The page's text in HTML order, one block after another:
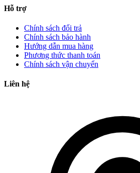
Hỗ trợ
Chính sách đổi trả
Chính sách bảo hành
Hướng dẫn mua hàng
Phương thức thanh toán
Chính sách vận chuyển
Liên hệ